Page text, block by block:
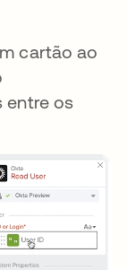
cartão ao
entre os